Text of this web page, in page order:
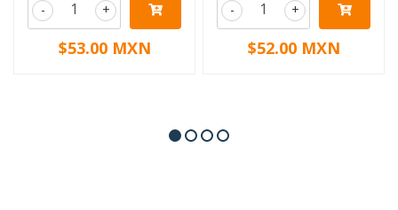
+
-
$53.00 MXN
+
-
$52.00 MXN